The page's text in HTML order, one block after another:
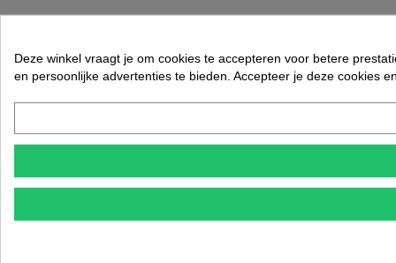
Deze winkel vraagt je om cookies te accepteren voor betere
en persoonlijke advertenties te bieden. Accepteer je deze cookies